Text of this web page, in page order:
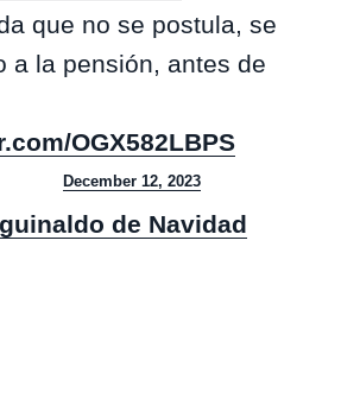
que no se postula, se
a la pensión, antes de
OGX582LBPS
December 12, 2023
de Navidad